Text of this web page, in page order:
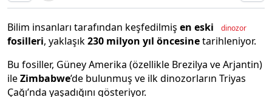
Bilim insanları tarafından keşfedilmiş en eski dinozor
fosilleri, yaklaşık230 milyon yıl öncesinetarihleniyor.
Bu fosiller, Güney Amerika (özellikle Brezilya ve Arjantin)
ileZimbabwe’de bulunmuş ve ilk dinozorların Triyas
Çağı’nda yaşadığını gösteriyor.